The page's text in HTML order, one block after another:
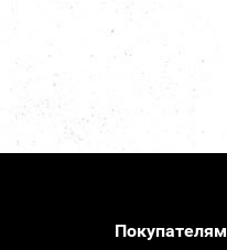
Покупателям